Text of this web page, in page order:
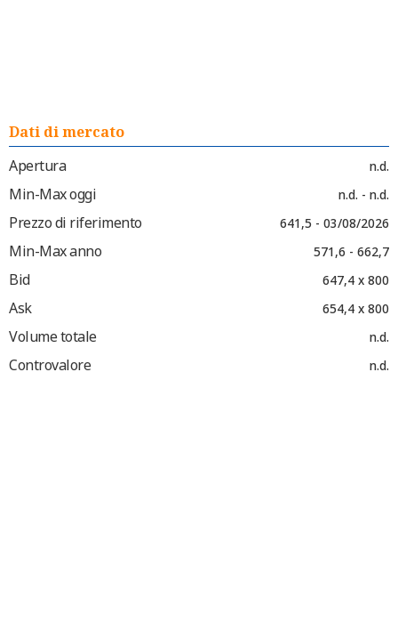
Dati di mercato
Apertura
n.d.
Min-Max oggi n.d. - n.d.
Prezzo di riferimento 641,5 - 03/08/2026
Min-Max anno 571,6 - 662,7
Bid 647,4 x 800
Ask 654,4 x 800
Volume totale n.d.
Controvalore n.d.